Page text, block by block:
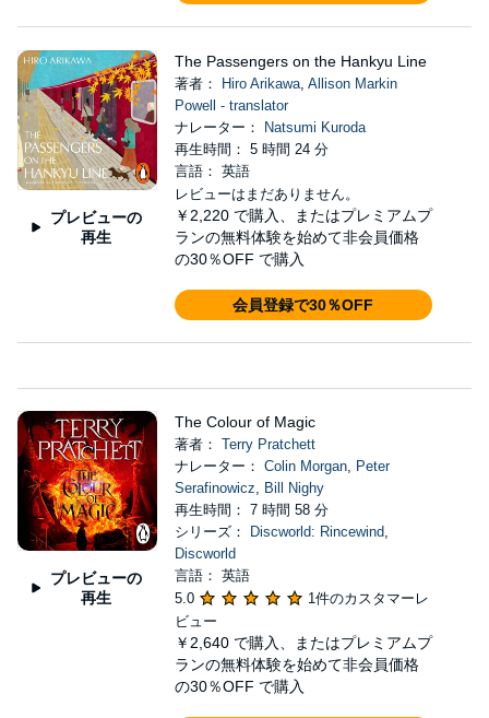
プレビューの
再生
The Passengers on the Hankyu Line
著者： Hiro Arikawa, Allison Markin
Powell - translator
ナレーター：
Natsumi Kuroda
再生時間： 5 時間 24 分
言語： 英語
レビューはまだありません。
￥2,220 で購入、またはプレミアムプ
ランの無料体験を始めて非会員価格
の30％OFF で購入
会員登録で30％OFF
プレビューの
再生
The Colour of Magic
著者： Terry Pratchett
ナレーター： Colin Morgan, Peter
Serafinowicz, Bill Nighy
再生時間： 7 時間 58 分
シリーズ：
Discworld: Rincewind,
Discworld
言語： 英語
5.0
1件のカスタマーレ
ビュー
￥2,640 で購入、またはプレミアムプ
ランの無料体験を始めて非会員価格
の30％OFF で購入